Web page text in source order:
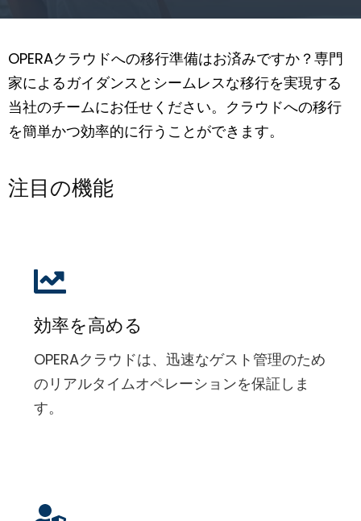
OPERAクラウドへの移行準備はお済みですか？専門
家によるガイダンスとシームレスな移行を実現する
当社のチームにお任せください。クラウドへの移行
を簡単かつ効率的に行うことができます。
注目の機能
効率を高める
OPERAクラウドは、迅速なゲスト管理のため
のリアルタイムオペレーションを保証しま
す。